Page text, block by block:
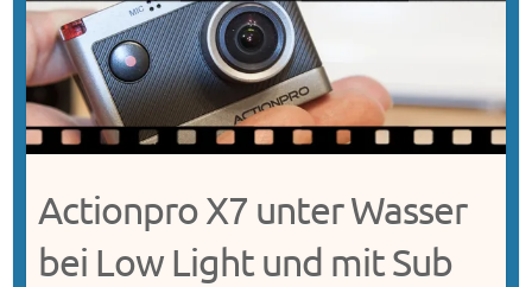
Actionpro X7 unter Wasser
bei Low Light und mit Sub